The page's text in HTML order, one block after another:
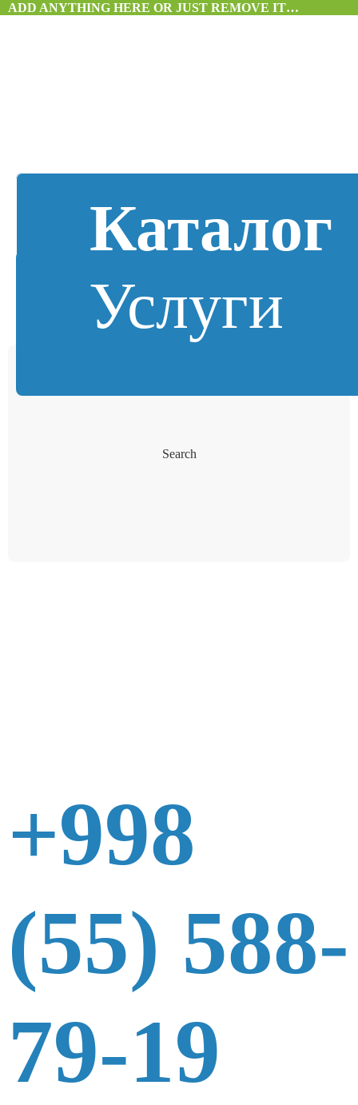
ADD ANYTHING HERE OR JUST REMOVE IT…
Каталог
Услуги
Search
+998
(55) 588-
79-19